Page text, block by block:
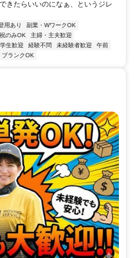
きたらいいのになぁ、というジレ
用あり
副業・WワークOK
のみOK
主婦・主夫歓迎
学生歓迎 経験不問 未経験者歓迎
午前
ブランクOK